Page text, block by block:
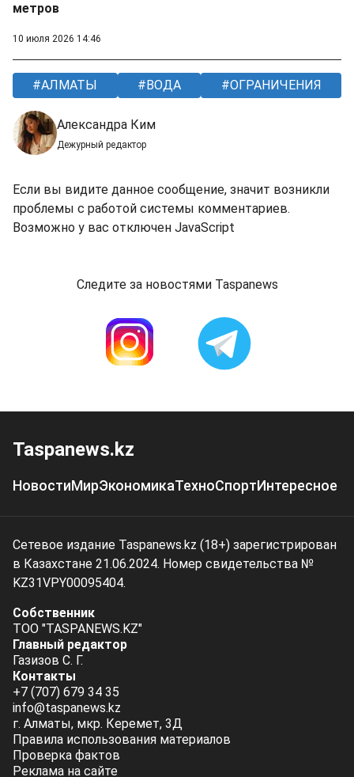
метров
10 июля 2026 14:46
АЛМАТЫ ВОДА ОГРАНИЧЕНИЯ
Александра Ким
Дежурный редактор
Если вы видите данное сообщение, значит возникли
проблемы с работой системы комментариев.
Возможно у вас отключен JavaScript
Следите за новостями Taspanews
Taspanews.kz
НовостиМирЭкономикаТехноСпортИнтересное
Сетевое издание Taspanews.kz (18+) зарегистрирован
в Казахстане 21.06.2024. Номер свидетельства №
KZ31VPY00095404.
Собственник
ТОО "TASPANEWS.KZ"
Главный редактор
Газизов С. Г.
Контакты
+7 (707) 679 34 35
info@taspanews.kz
г. Алматы, мкр. Керемет, 3Д
Правила использования материалов
Проверка фактов
Реклама на сайте